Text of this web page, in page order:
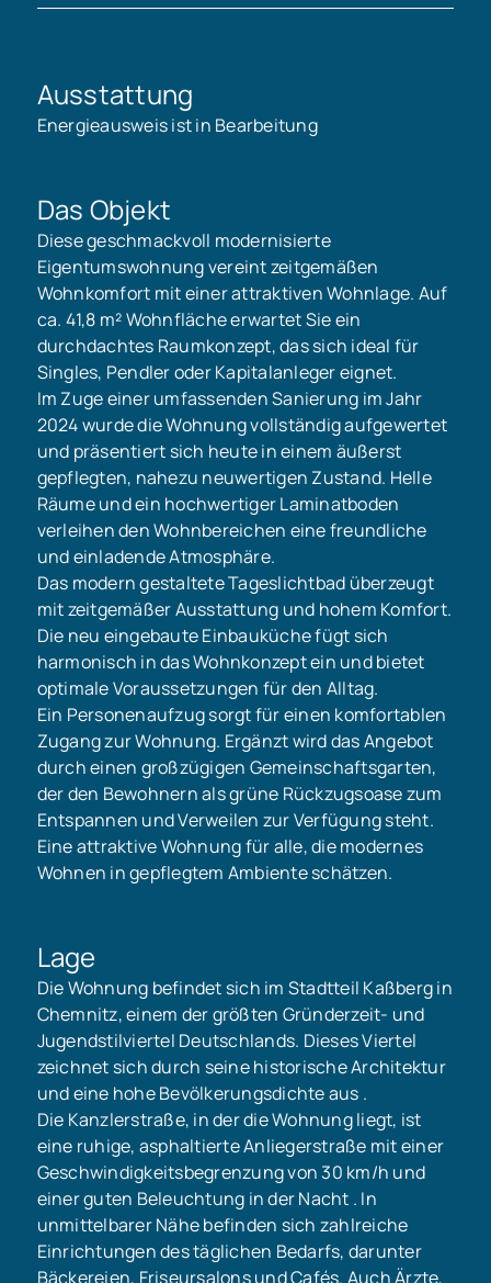
Ausstattung
Energieausweis ist in Bearbeitung
Das Objekt
Diese geschmackvoll modernisierte
Eigentumswohnung vereint zeitgemäßen
Wohnkomfort mit einer attraktiven Wohnlage. Auf
ca. 41,8 m² Wohnfläche erwartet Sie ein
durchdachtes Raumkonzept, das sich ideal für
Singles, Pendler oder Kapitalanleger eignet.
Im Zuge einer umfassenden Sanierung im Jahr
2024 wurde die Wohnung vollständig aufgewertet
und präsentiert sich heute in einem äußerst
gepflegten, nahezu neuwertigen Zustand. Helle
Räume und ein hochwertiger Laminatboden
verleihen den Wohnbereichen eine freundliche
und einladende Atmosphäre.
Das modern gestaltete Tageslichtbad überzeugt
mit zeitgemäßer Ausstattung und hohem Komfort.
Die neu eingebaute Einbauküche fügt sich
harmonisch in das Wohnkonzept ein und bietet
optimale Voraussetzungen für den Alltag.
Ein Personenaufzug sorgt für einen komfortablen
Zugang zur Wohnung. Ergänzt wird das Angebot
durch einen großzügigen Gemeinschaftsgarten,
der den Bewohnern als grüne Rückzugsoase zum
Entspannen und Verweilen zur Verfügung steht.
Eine attraktive Wohnung für alle, die modernes
Wohnen in gepflegtem Ambiente schätzen.
Lage
Die Wohnung befindet sich im Stadtteil Kaßberg in
Chemnitz, einem der größten Gründerzeit- und
Jugendstilviertel Deutschlands. Dieses Viertel
zeichnet sich durch seine historische Architektur
und eine hohe Bevölkerungsdichte aus .
Die Kanzlerstraße, in der die Wohnung liegt, ist
eine ruhige, asphaltierte Anliegerstraße mit einer
Geschwindigkeitsbegrenzung von 30 km/h und
einer guten Beleuchtung in der Nacht . In
unmittelbarer Nähe befinden sich zahlreiche
Einrichtungen des täglichen Bedarfs, darunter
Bäckereien, Friseursalons und Cafés. Auch Ärzte,